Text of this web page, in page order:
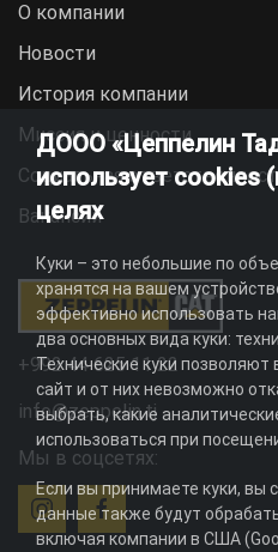
О компании
Новости
История компании
Миссия и ценности
Социальная
Вакансии
+992 44 625 11 22
info@zeppelin.tj
Мы в соцсетях:
ДООО «Цеппелин
использует cookies
целях
Куки – это небольшие по
хранятся на вашем
эффективно использовать
два основных вида куки:
Технические куки
сайт и от них невозможно
выбрать, какие
использоваться при
Если вы принимаете куки, вы
данные также будут
включая компании в США